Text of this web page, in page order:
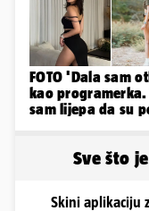
FOTO 'Dala sam
kao programerka.
sam lijepa da su
Sve što
Skini aplikaciju